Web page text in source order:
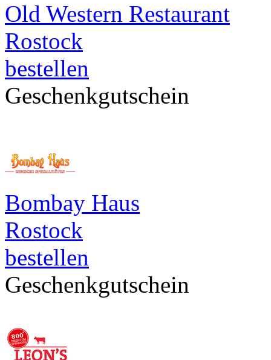
Old Western Restaurant
Rostock
bestellen
Geschenkgutschein
Bombay Haus
Rostock
bestellen
Geschenkgutschein